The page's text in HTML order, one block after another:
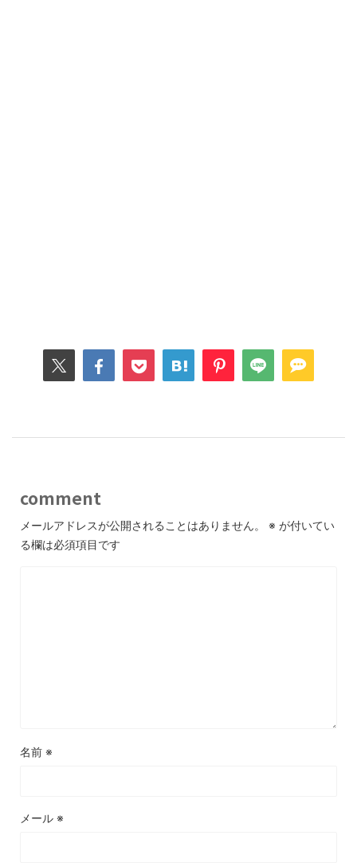
comment
メールアドレスが公開されることはありません。 ※ が付いてい
る欄は必須項目です
名前 ※
メール ※